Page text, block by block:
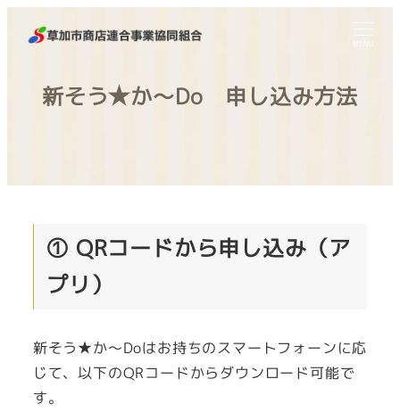
新そう★か～Do 申し込み方法
① QRコードから申し込み（ア
プリ）
新そう★か～Doはお持ちのスマートフォーンに応
じて、以下のQRコードからダウンロード可能で
す。